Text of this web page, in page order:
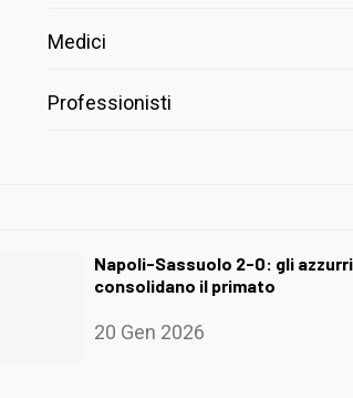
Medici
Professionisti
Napoli-Sassuolo 2-0: gli azzurri
consolidano il primato
20 Gen 2026